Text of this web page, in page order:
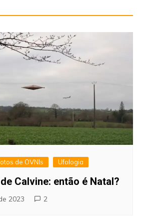
de OVNIs Ufologia
Calvine: então é Natal?
2023 2